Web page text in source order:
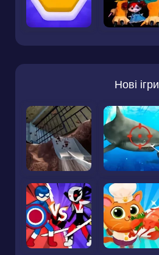
Нові ігри